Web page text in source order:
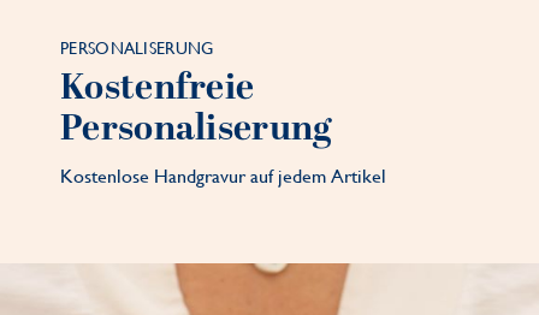
PERSONALISERUNG
Kostenfreie
Personaliserung
Kostenlose Handgravur auf jedem Artikel